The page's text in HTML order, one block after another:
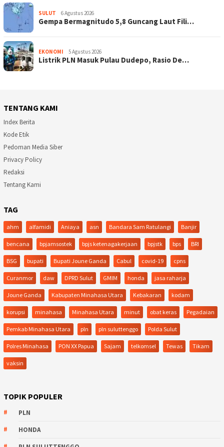
SULUT 6 Agustus 2026
Gempa Bermagnitudo 5,8 Guncang Laut Fili…
EKONOMI 5 Agustus 2026
Listrik PLN Masuk Pulau Dudepo, Rasio De…
TENTANG KAMI
Index Berita
Kode Etik
Pedoman Media Siber
Privacy Policy
Redaksi
Tentang Kami
TAG
ahm alfamidi Aniaya asn Bandara Sam Ratulangi Banjir
bencana bpjamsostek bpjs ketenagakerjaan bpjstk bps BRI
BSG bupati Bupati Joune Ganda Cabul covid-19 cpns
Curanmor daw DPRD Sulut GMIM honda jasa raharja
Joune Ganda Kabupaten Minahasa Utara Kebakaran kodam
korupsi minahasa Minahasa Utara minut obat keras Pegadaian
Pemkab Minahasa Utara pln pln suluttenggo Polda Sulut
Polres Minahasa PON XX Papua Sajam telkomsel Tewas Tikam
vaksin
TOPIK POPULER
PLN
HONDA